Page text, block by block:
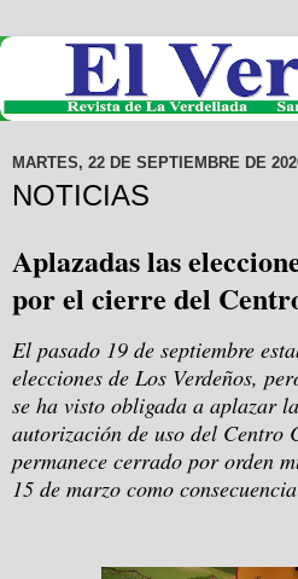
MARTES, 22 DE SEPTIEMBRE DE
NOTICIAS
Aplazadas las
por el cierre del
El pasado 19 de septiembre
elecciones de Los Verdeños,
se ha visto obligada a aplazar
autorización de uso del Centro
permanece cerrado por orden
15 de marzo como